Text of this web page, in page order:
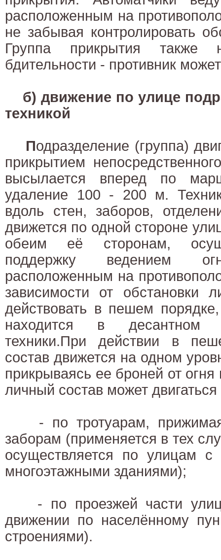
расположенным на
не забывая контролировать
Группа прикрытия также
бдительности - противник
б) движение по улице
техникой
Подразделение (группа)
прикрытием
высылается вперед по
удаление 100 - 200 м.
вдоль стен, заборов,
движется по одной стороне
обеим её сторонам,
поддержку ведением
расположенным на
зависимости от обстановки
действовать в пешем
находится в десантном
техники.При действии в
состав движется на одном
прикрываясь ее броней от
личный состав может
- по тротуарам,
заборам (применяется в тех
осуществляется по улицам
многоэтажными зданиями);
- по проезжей части
движении по населённому
строениями).